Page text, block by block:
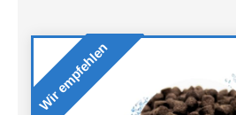
Wir empfehlen